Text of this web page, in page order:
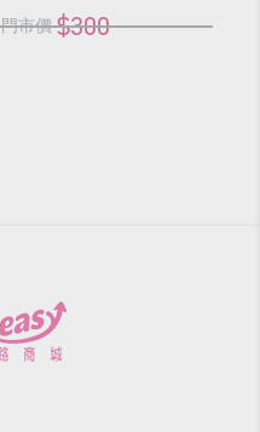
門市價 $300